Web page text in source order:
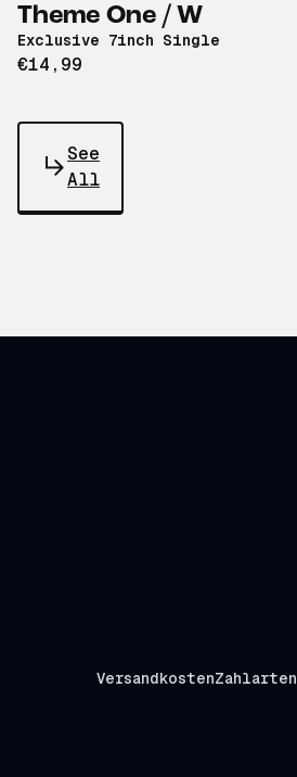
Theme One / W
Exclusive 7inch Single
€14,99
See
All
VersandkostenZahlarten